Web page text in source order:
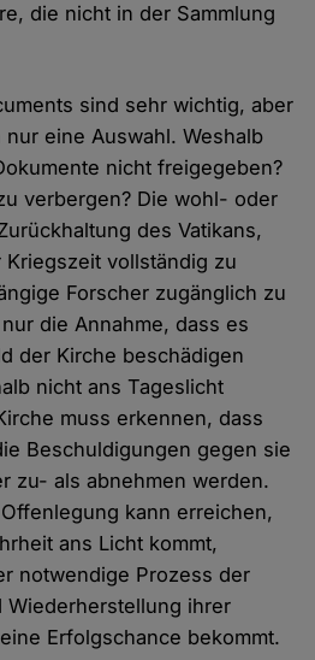
die nicht in der Sammlung
sind sehr wichtig, aber
eine Auswahl. Weshalb
nicht freigegeben?
verbergen? Die wohl- oder
des Vatikans,
vollständig zu
Forscher zugänglich zu
die Annahme, dass es
der Kirche beschädigen
nicht ans Tageslicht
muss erkennen, dass
Beschuldigungen gegen sie
zu- als abnehmen werden.
kann erreichen,
ans Licht kommt,
notwendige Prozess der
Wiederherstellung ihrer
Erfolgschance bekommt.